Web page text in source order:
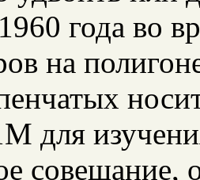
года во
на
для
совещание,